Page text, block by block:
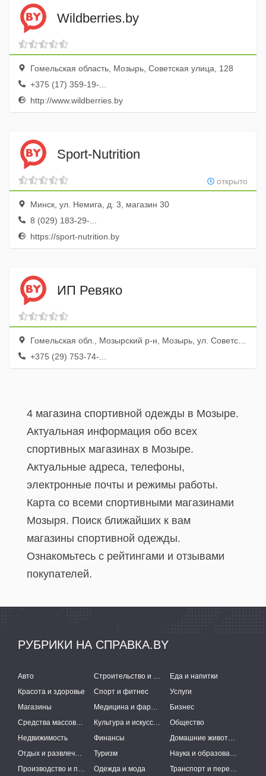
Wildberries.by
Гомельская область, Мозырь, Советская улица, 128
+375 (17) 359-19-...
http://www.wildberries.by
Sport-Nutrition
открыто
Минск, ул. Немига, д. 3, магазин 30
8 (029) 183-29-...
https://sport-nutrition.by
ИП Ревяко
Гомельская обл., Мозырский р-н, Мозырь, ул. Советская, 1
+375 (29) 753-74-...
4 магазина спортивной одежды в Мозыре.
Актуальная информация обо всех
спортивных магазинах в Мозыре.
Актуальные адреса, телефоны,
электронные почты и режимы работы.
Карта со всеми спортивными магазинами
Мозыря. Поиск ближайших к вам
магазины спортивной одежды.
Ознакомьтесь с рейтингами и отзывами
покупателей.
РУБРИКИ НА СПРАВКА.BY
Авто Строительство и ремонт
Еда и напитки
Красота и здоровье
Спорт и фитнес
Услуги
Магазины
Медицина и фармацевтика
Бизнес
Средства массовой информации
Культура и искусство
Общество
Недвижимость
Финансы
Домашние животные
Отдых и развлечения
Туризм
Наука и образование
Производство и поставки
Одежда и мода Транспорт и перевозки